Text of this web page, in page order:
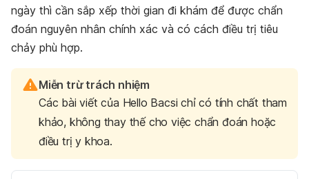
ngày thì cần sắp xếp thời gian đi khám để được chẩn
đoán nguyên nhân chính xác và có cách điều trị tiêu
chảy phù hợp.
Miễn trừ trách nhiệm
Các bài viết của Hello Bacsi chỉ có tính chất tham
khảo, không thay thế cho việc chẩn đoán hoặc
điều trị y khoa.